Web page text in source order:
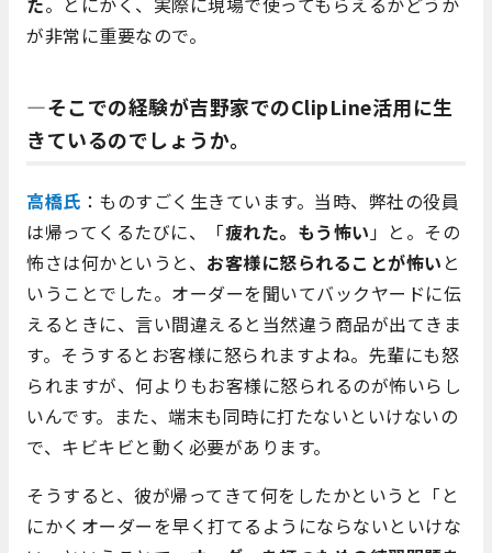
が非常に重要なので。
―そこでの経験が吉野家でのClipLine活用に生
きているのでしょうか。
高橋氏 ：ものすごく生きています。当時、弊社の役員
は帰ってくるたびに、「疲れた。もう怖い」と。その
怖さは何かというと、 お客様に怒られることが怖い と
いうことでした。オーダーを聞いてバックヤードに伝
えるときに、言い間違えると当然違う商品が出てきま
す。そうするとお客様に怒られますよね。先輩にも怒
られますが、何よりもお客様に怒られるのが怖いらし
いんです。また、端末も同時に打たないといけないの
で、キビキビと動く必要があります。
そうすると、彼が帰ってきて何をしたかというと「と
にかくオーダーを早く打てるようにならないといけな